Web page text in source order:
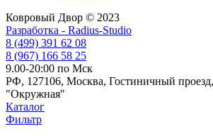
Ковровый Двор © 2023
Разработка - Radius-Studio
8 (499) 391 62 08
8 (967) 166 58 25
9.00-20:00 по Мск
РФ, 127106, Москва, Гостиничный
"Окружная"
Каталог
Фильтр